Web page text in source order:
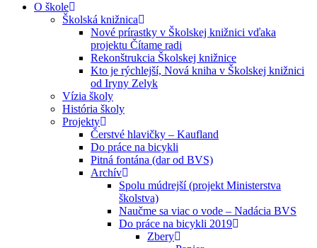
O škole
Školská knižnica
Nové prírastky v Školskej knižnici vďaka
projektu Čítame radi
Rekonštrukcia Školskej knižnice
Kto je rýchlejší, Nová kniha v Školskej knižnici
od Iryny Zelyk
Vízia školy
História školy
Projekty
Čerstvé hlavičky – Kaufland
Do práce na bicykli
Pitná fontána (dar od BVS)
Archív
Spolu múdrejší (projekt Ministerstva
školstva)
Naučme sa viac o vode – Nadácia BVS
Do práce na bicykli 2019
Zbery